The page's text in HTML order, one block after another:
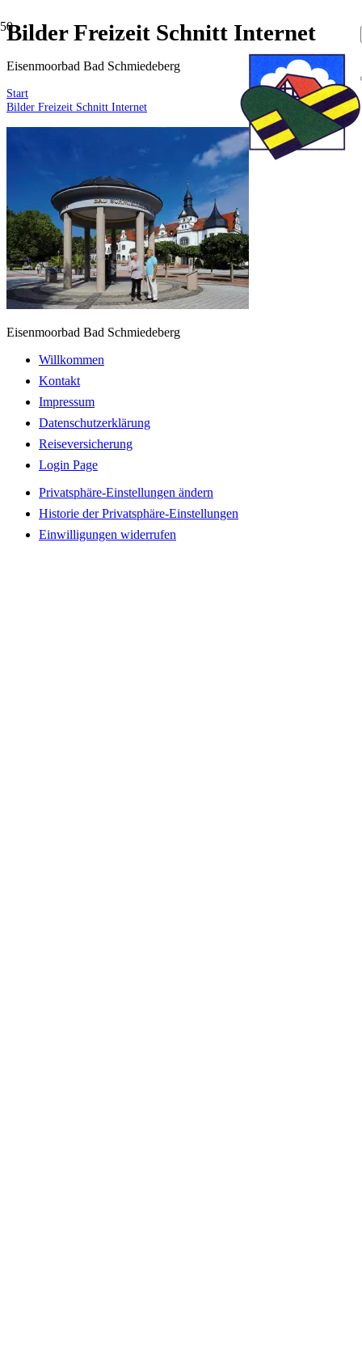
Bilder Freizeit Schnitt Internet
Eisenmoorbad Bad Schmiedeberg
Start
Bilder Freizeit Schnitt Internet
Eisenmoorbad Bad Schmiedeberg
Willkommen
Kontakt
Impressum
Datenschutzerklärung
Reiseversicherung
Login Page
Privatsphäre-Einstellungen ändern
Historie der Privatsphäre-Einstellungen
Einwilligungen widerrufen